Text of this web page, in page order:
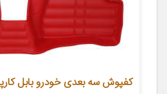
کفپوش سه بعدی خودرو بابل